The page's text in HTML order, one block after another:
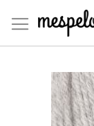
au
contenu